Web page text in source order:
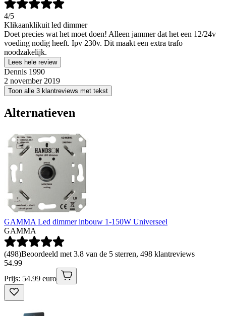
4/5
Klikaanklikuit led dimmer
Doet precies wat het moet doen! Alleen jammer dat het een 12/24v
voeding nodig heeft. Ipv 230v. Dit maakt een extra trafo
noodzakelijk.
Lees hele review
Dennis 1990
2 november 2019
Toon alle 3 klantreviews met tekst
Alternatieven
GAMMA Led dimmer inbouw 1-150W Universeel
GAMMA
(498)Beoordeeld met 3.8 van de 5 sterren, 498 klantreviews
54.99
Prijs: 54.99 euro